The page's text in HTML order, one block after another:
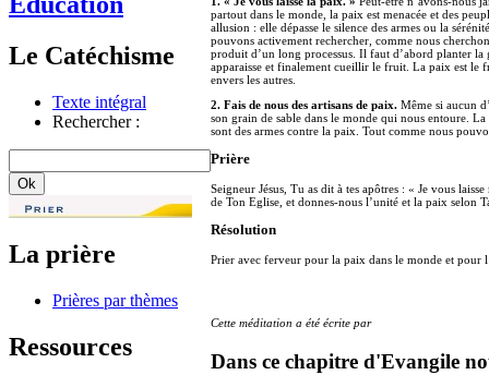
Le Catéchisme
Texte intégral
Rechercher :
La prière
Prières par thèmes
Ressources
partout dans le monde, la paix est menacée et des
allusion : elle dépasse le silence des armes ou la
pouvons activement rechercher, comme nous
produit d’un long processus. Il faut d’abord planter
apparaisse et finalement cueillir le fruit. La paix est le
envers les autres.
2. Fais de nous des artisans de paix. Même si aucun
son grain de sable dans le monde qui nous entoure.
sont des armes contre la paix. Tout comme nous
Prière
Seigneur Jésus, Tu as dit à tes apôtres : « Je vous
de Ton Eglise, et donnes-nous l’unité et la paix selon
Résolution
Prier avec ferveur pour la paix dans le monde et pour
Cette méditation a été écrite par
Dans ce chapitre d'Evangile